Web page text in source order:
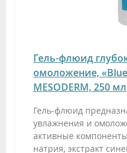
Гель-флюид
омоложение,
MESODERM, 250 мл
Гель-флюид
увлажнения и
активные
натрия, экстракт